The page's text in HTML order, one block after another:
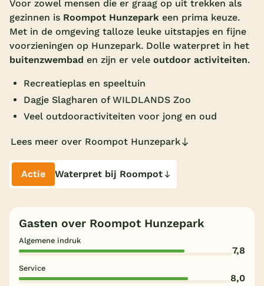
Overdekt zwembad
Wildwaterbaan
Indoor speeltuin
Alle populaire faciliteiten
Keuzehulp
Bestemmingen
Nederland
Voor zowel mensen die er graag op uit trekken als
gezinnen is Roompot Hunzepark een prima keuze.
Met in de omgeving talloze leuke uitstapjes en fijne
voorzieningen op Hunzepark. Dolle waterpret in het
buitenzwembad en zijn er vele outdoor activiteiten.
Recreatieplas en speeltuin
Dagje Slagharen of WILDLANDS Zoo
Veel outdooractiviteiten voor jong en oud
Lees meer over Roompot Hunzepark
Actie Waterpret bij Roompot
Gasten over Roompot Hunzepark
Algemene indruk
7,8
Service
8,0